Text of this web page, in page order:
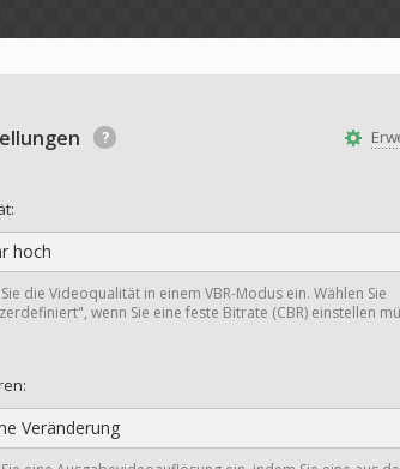
hoch
die Videoqualität in einem VBR-Modus ein. Wählen Sie
wenn Sie eine feste Bitrate (CBR) einstellen
Veränderung